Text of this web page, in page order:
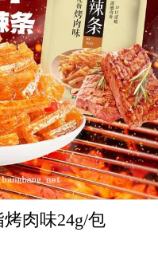
肉味24g/包